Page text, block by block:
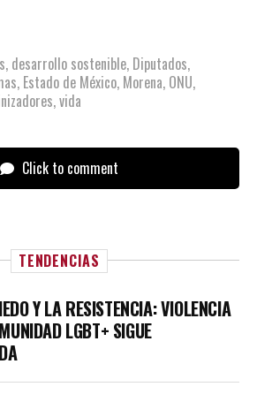
, desarrollo sostenible, Diputados,
, Estado de México, Morena, ONU,
,vida
Click to comment
TENDENCIAS
Y LA RESISTENCIA: VIOLENCIA
LGBT+ SIGUE